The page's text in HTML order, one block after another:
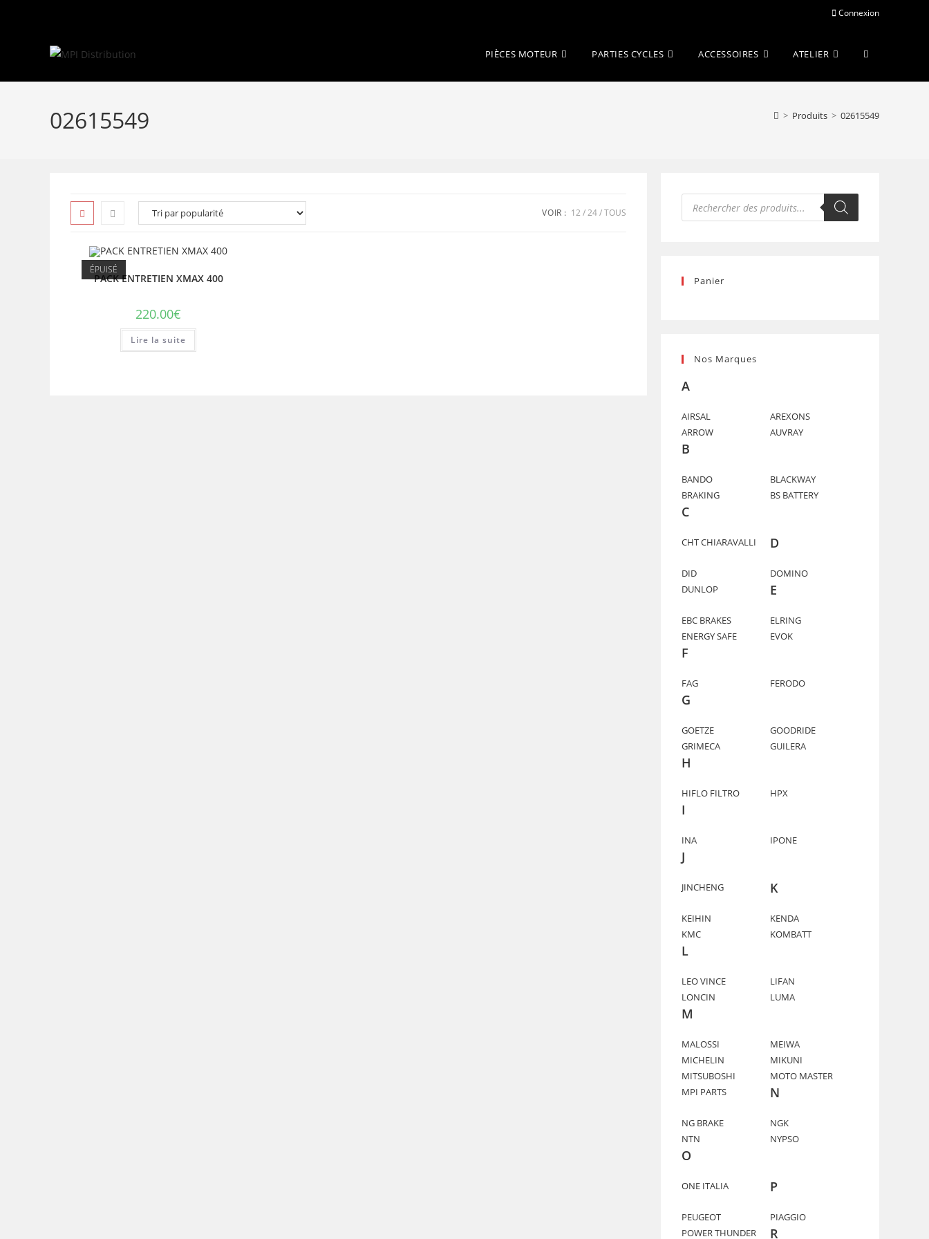
Connexion
PIÈCES MOTEUR PARTIES CYCLES ACCESSOIRES ATELIER Toggle
02615549 > Produits > 02615549
VOIR : 12 24 TOUS
ÉPUISÉ
PACK ENTRETIEN XMAX 400
220.00€
Lire la suite
Recherche
produits
Panier
Nos Marques
A
AIRSAL
AREXONS
ARROW
AUVRAY
B
BANDO
BLACKWAY
BRAKING
BS BATTERY
C
CHT CHIARAVALLI D
DID
DOMINO
DUNLOP
E
EBC BRAKES
ELRING
ENERGY SAFE
EVOK
F
FAG FERODO
G
GOETZE
GOODRIDE
GRIMECA
GUILERA
H
HIFLO FILTRO HPX
I
INA IPONE
J
JINCHENG K
KEIHIN
KENDA
KMC
KOMBATT
L
LEO VINCE
LIFAN
LONCIN
LUMA
M
MALOSSI
MEIWA
MICHELIN
MIKUNI
MITSUBOSHI
MOTO MASTER
MPI PARTS
N
NG BRAKE
NGK
NTN
NYPSO
O
ONE ITALIA P
PEUGEOT
PIAGGIO
POWER THUNDER
R